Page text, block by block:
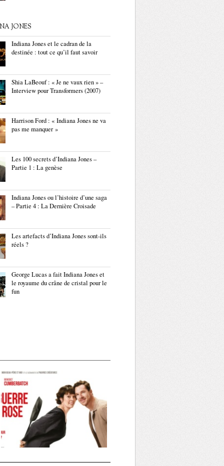
JONES
Indiana Jones et le cadran de la
destinée : tout ce qu’il faut savoir
Shia LaBeouf : « Je ne vaux rien » –
Interview pour Transformers (2007)
Harrison Ford : « Indiana Jones ne va
pas me manquer »
Les 100 secrets d’Indiana Jones –
Partie 1 : La genèse
Indiana Jones ou l’histoire d’une saga
– Partie 4 : La Dernière Croisade
Les artefacts d’Indiana Jones sont-ils
réels ?
George Lucas a fait Indiana Jones et
le royaume du crâne de cristal pour le
fun